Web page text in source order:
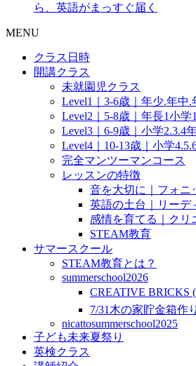
ら、英語がまっすぐ届く
MENU
クラス日時
開講クラス
未就園児クラス
Level1｜3-6歳｜年少.年中.
Level2｜5-8歳｜年長1小学
Level3｜6-9歳｜小学2.3.4
Level4｜10-13歳｜小学
完全マンツーマンコース
レッスンの特徴
音を大切に｜フォニ
英語の土台｜リーデ
感情を育てる｜クリ
STEAM教育
サマースクール
STEAM教育とは？
summerschool2026
CREATIVE BRICKS
7/31木の家貯金箱作り
nicattosummerschool2025
子ども未来夏祭り
英検クラス